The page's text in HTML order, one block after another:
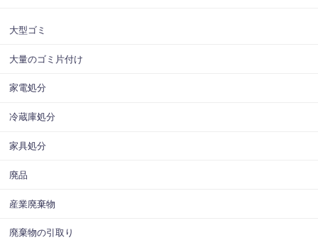
大型ゴミ
大量のゴミ片付け
家電処分
冷蔵庫処分
家具処分
廃品
産業廃棄物
廃棄物の引取り